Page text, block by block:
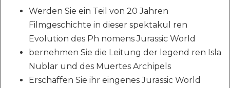
Werden Sie ein Teil von 20 Jahren
Filmgeschichte in dieser spektakul ren
Evolution des Ph nomens Jurassic World
bernehmen Sie die Leitung der legend ren Isla
Nublar und des Muertes Archipels
Erschaffen Sie ihr eingenes Jurassic World